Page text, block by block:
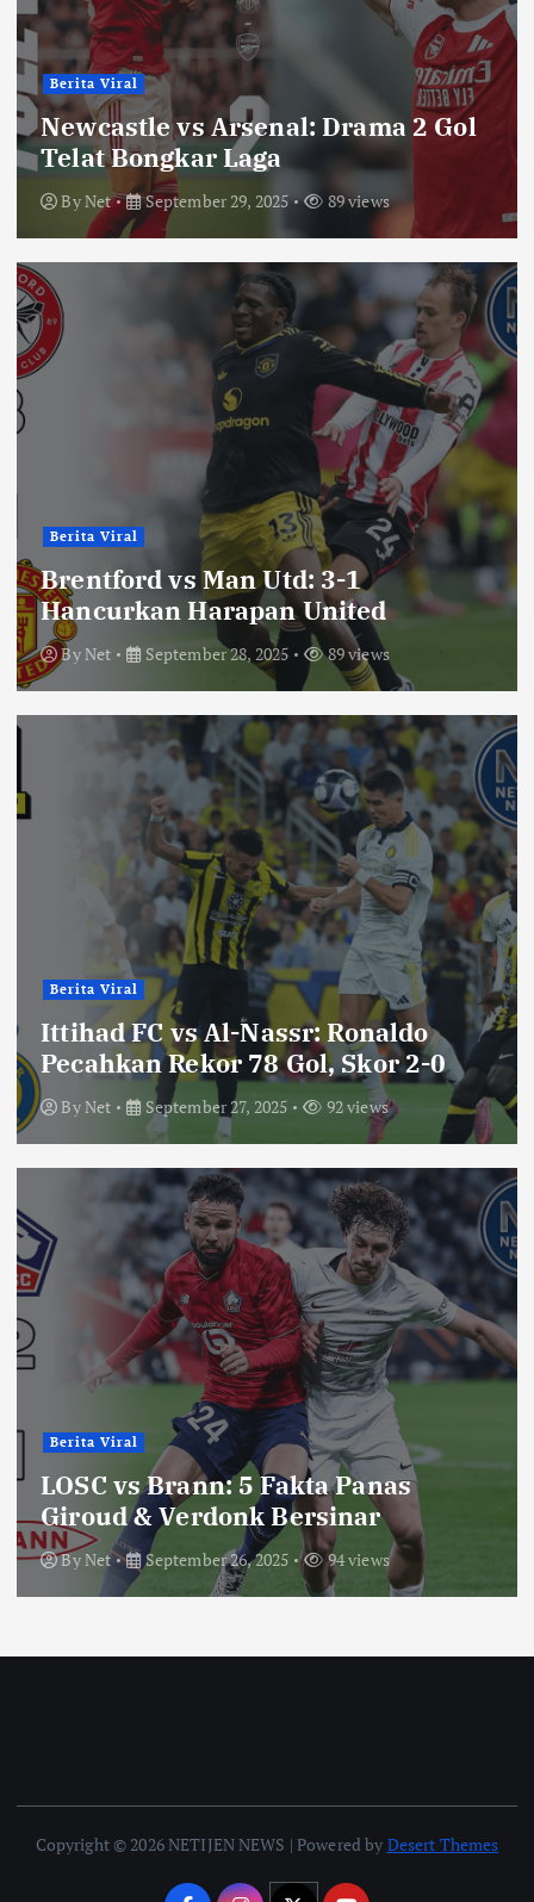
Berita Viral
Newcastle vs Arsenal: Drama 2 Gol
Telat Bongkar Laga
ByNet September 29, 2025 89 views
Berita Viral
Brentford vs Man Utd: 3-1
Hancurkan Harapan United
ByNet September 28, 2025 89 views
Berita Viral
Ittihad FC vs Al-Nassr: Ronaldo
Pecahkan Rekor 78 Gol, Skor 2-0
ByNet September 27, 2025 92 views
Berita Viral
LOSC vs Brann: 5 Fakta Panas
Giroud & Verdonk Bersinar
ByNet September 26, 2025 94 views
Copyright © 2026 NETIJEN NEWS | Powered by Desert Themes